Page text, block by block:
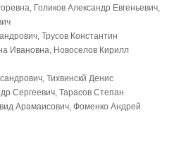
Голиков Александр Евгеньевич,
Трусов Константин
Ивановна, Новоселов Кирилл
Тихвинскй Денис
Сергеевич, Тарасов Степан
Арамаисович, Фоменко Андрей